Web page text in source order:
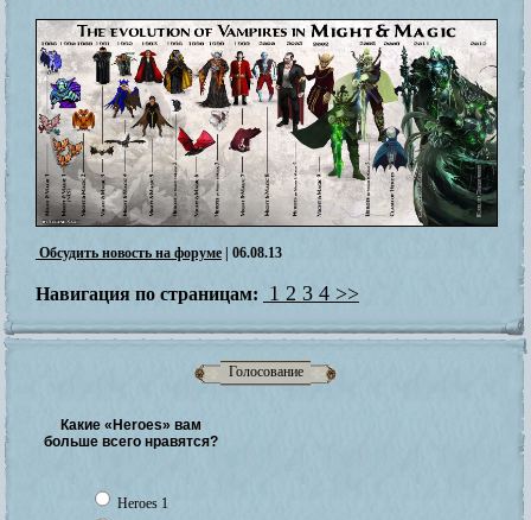
Голосование
Какие «Heroes» вам
больше всего нравятся?
Heroes 1
Обсудить новость на форуме | 06.08.13
Навигация по страницам: 1 2 3 4 >>